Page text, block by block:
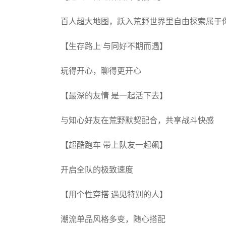
百人超大地图，跃入荒野世界里自由探索属于
【生存路上 与同好不期而遇】
玩得开心，聊得更开心
【最深的友情 是一起活下去】
与知心好友在荒野默契配合，共享战斗快感
【超酷跑车 带上队友一起飙】
开启全队的极致速度
【用个性穿搭 遇见特别的人】
潮流单品风格多变，随心搭配